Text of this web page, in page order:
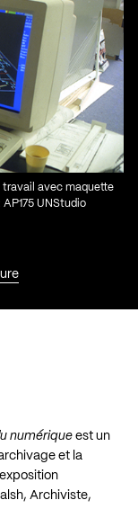
travail avec maquette
UNStudio
numérique est un
et la
Archiviste,